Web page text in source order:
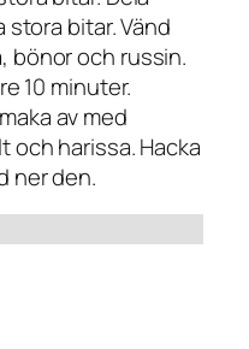
bitar. Vänd
bönor och russin.
10 minuter.
av med
och harissa. Hacka
ner den.